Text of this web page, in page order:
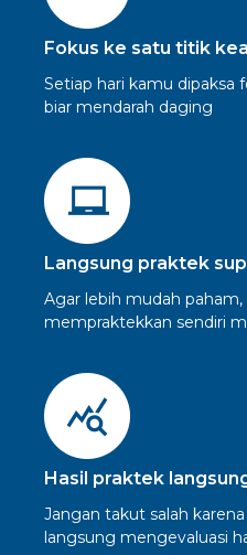
Fokus ke satu titik
Setiap hari kamu dipaksa
biar mendarah daging
Langsung praktek
Agar lebih mudah
mempraktekkan sendiri
Hasil praktek
Jangan takut salah
langsung mengevaluasi